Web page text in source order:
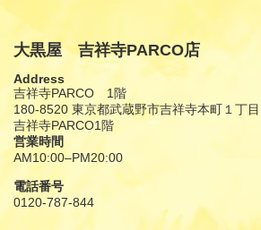
大黒屋 吉祥寺PARCO店
Address
吉祥寺PARCO 1階
180-8520 東京都武蔵野市吉祥寺本町１丁
吉祥寺PARCO1階
営業時間
AM10:00–PM20:00
電話番号
0120-787-844